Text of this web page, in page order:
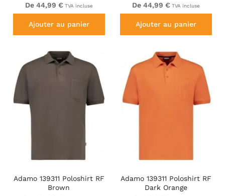
De 44,99 € TVA incluse
Ajouter au panier
De 44,99 € TVA incluse
Ajouter au panier
Adamo 139311 Poloshirt RF
Brown
Adamo 139311 Poloshirt RF
Dark Orange